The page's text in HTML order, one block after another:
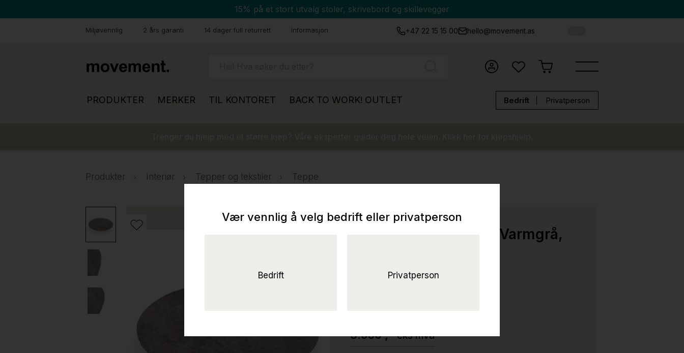
15% på et stort utvalg stoler, skrivebord og skillevegger
Miljøvennlig 2 års garanti 14 dager full returrett Informasjon +47 22 15 15 00 hello@movement.as
PRODUKTER MERKER TIL KONTORET BACK TO WORK! OUTLET Bedrift Privatperson
Produkter Interiør Tepper og tekstiler Teppe
Vila 79958 Ø=220cm Varmgrå,
3.950 ,-eks mva
Vær vennlig å velg bedrift eller privatperson
Bedrift Privatperson